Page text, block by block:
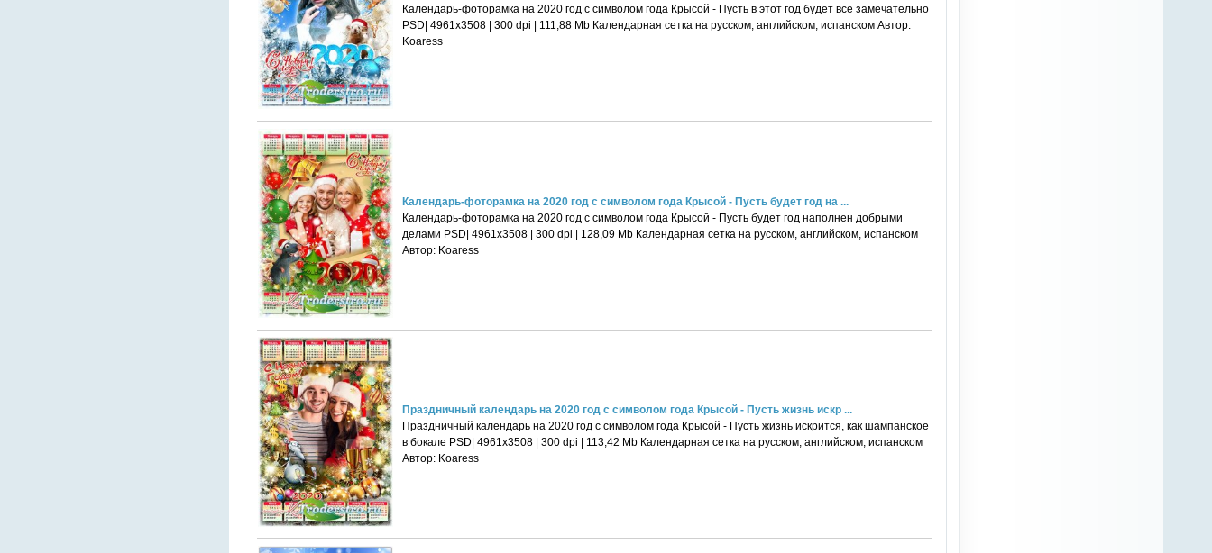
Календарь-фоторамка на 2020 год с символом года Крысой - Пусть в этот год будет все замечательно
PSD| 4961x3508 | 300 dpi | 111,88 Mb Календарная сетка на русском, английском, испанском Автор:
Koaress
Календарь-фоторамка на 2020 год с символом года Крысой - Пусть будет год на ...
Календарь-фоторамка на 2020 год с символом года Крысой - Пусть будет год наполнен добрыми
делами PSD| 4961x3508 | 300 dpi | 128,09 Mb Календарная сетка на русском, английском, испанском
Автор: Koaress
Праздничный календарь на 2020 год с символом года Крысой - Пусть жизнь искр ...
Праздничный календарь на 2020 год с символом года Крысой - Пусть жизнь искрится, как шампанское
в бокале PSD| 4961x3508 | 300 dpi | 113,42 Mb Календарная сетка на русском, английском, испанском
Автор: Koaress